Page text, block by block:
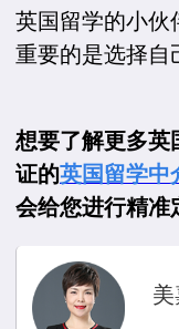
英国留学的小伙
重要的是选择自
想要了解更多英
证的英国留学中
会给您进行精准